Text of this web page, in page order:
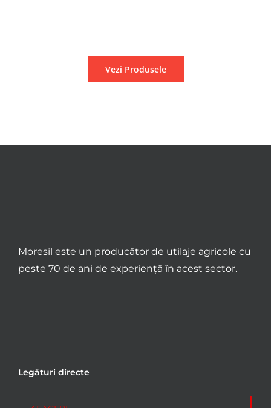
Vezi Produsele
Moresil este un producător de utilaje agricole cu
peste 70 de ani de experiență în acest sector.
Legături directe